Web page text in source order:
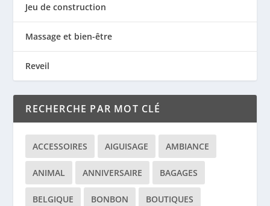
Jeu de construction
Massage et bien-être
Reveil
RECHERCHE PAR MOT CLÉ
ACCESSOIRES AIGUISAGE AMBIANCE
ANIMAL ANNIVERSAIRE BAGAGES
BELGIQUE BONBON BOUTIQUES